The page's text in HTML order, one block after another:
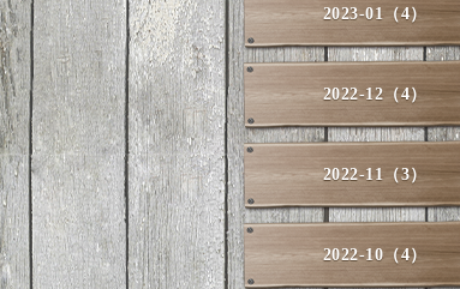
2023-01（4）
2022-12（4）
2022-11（3）
2022-10（4）